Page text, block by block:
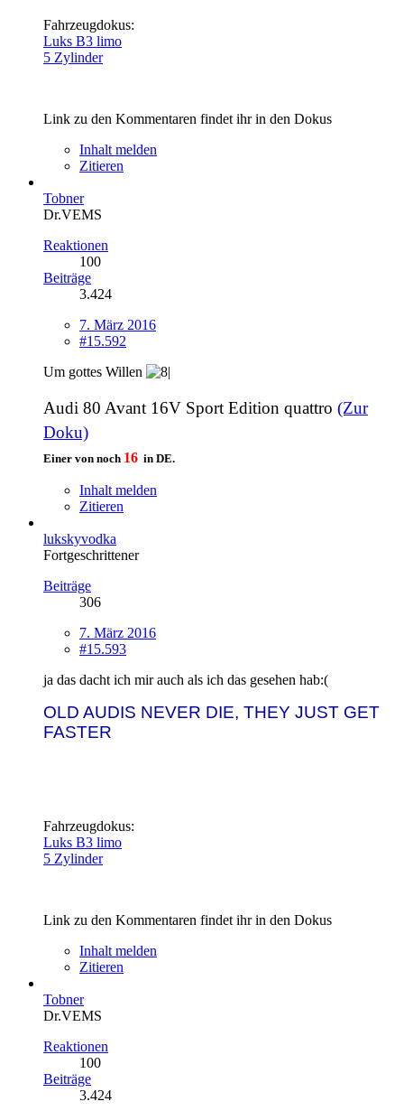
Fahrzeugdokus:
Luks B3 limo
5 Zylinder
Link zu den Kommentaren findet ihr in den Dokus
Inhalt melden
Zitieren
Tobner
Dr.VEMS
Reaktionen
100
Beiträge
3.424
7. März 2016
#15.592
Um gottes Willen
Audi 80 Avant 16V Sport Edition quattro (Zur
Doku)
Einer von noch 16 in DE.
Inhalt melden
Zitieren
lukskyvodka
Fortgeschrittener
Beiträge
306
7. März 2016
#15.593
ja das dacht ich mir auch als ich das gesehen hab:(
OLD AUDIS NEVER DIE, THEY JUST GET
FASTER
Fahrzeugdokus:
Luks B3 limo
5 Zylinder
Link zu den Kommentaren findet ihr in den Dokus
Inhalt melden
Zitieren
Tobner
Dr.VEMS
Reaktionen
100
Beiträge
3.424